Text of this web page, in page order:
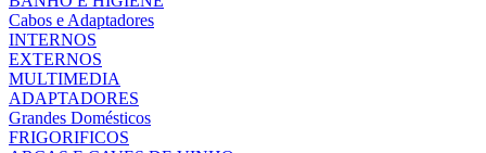
Cabos e Adaptadores
INTERNOS
EXTERNOS
MULTIMEDIA
ADAPTADORES
Grandes Domésticos
FRIGORIFICOS